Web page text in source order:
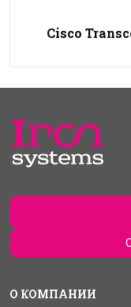
Cisco
О КОМПАНИИ